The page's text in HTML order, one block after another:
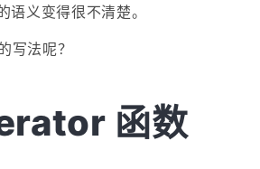
语义变得很不清楚。
写法呢？
函数